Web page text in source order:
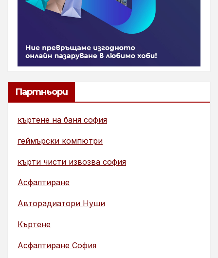
Партньори
къртене на баня софия
геймърски компютри
кърти чисти извозва софия
Асфалтиране
Авторадиатори Нуши
Къртене
Асфалтиране София